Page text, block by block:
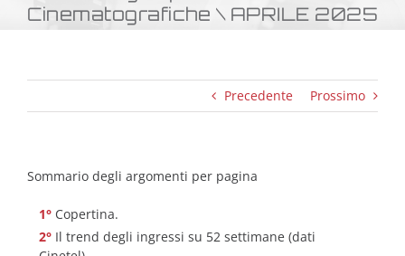
Cinematografiche \ APRILE 2025
Precedente Prossimo
Sommario degli argomenti per pagina
Copertina.
Il trend degli ingressi su 52 settimane (dati